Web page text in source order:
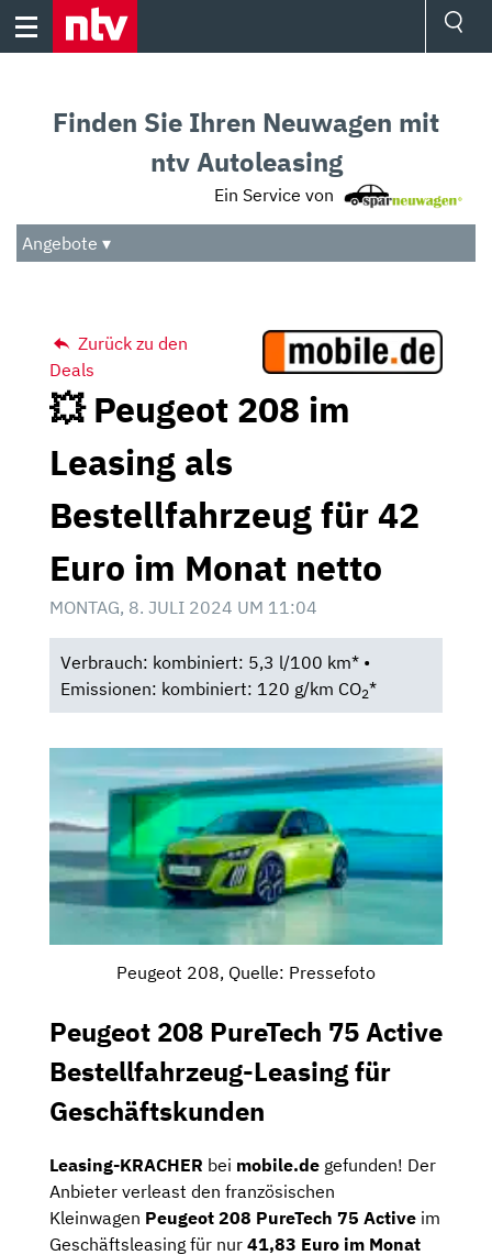
Skip
Audio
Das Beste
Finden Sie Ihren Neuwagen mit
ntv Autoleasing
Ein Service von
Angebote ▾
Zurück zu den
Deals
💥 Peugeot 208 im
Leasing als
Bestellfahrzeug für 42
Euro im Monat netto
MONTAG, 8. JULI 2024 UM 11:04
Verbrauch: kombiniert: 5,3 l/100 km* •
Emissionen: kombiniert: 120 g/km CO2*
Peugeot 208, Quelle: Pressefoto
Peugeot 208 PureTech 75 Active
Bestellfahrzeug-Leasing für
Geschäftskunden
Leasing-KRACHER bei mobile.de gefunden! Der
Anbieter verleast den französischen
Kleinwagen Peugeot 208 PureTech 75 Active im
Geschäftsleasing für nur 41,83 Euro im Monat